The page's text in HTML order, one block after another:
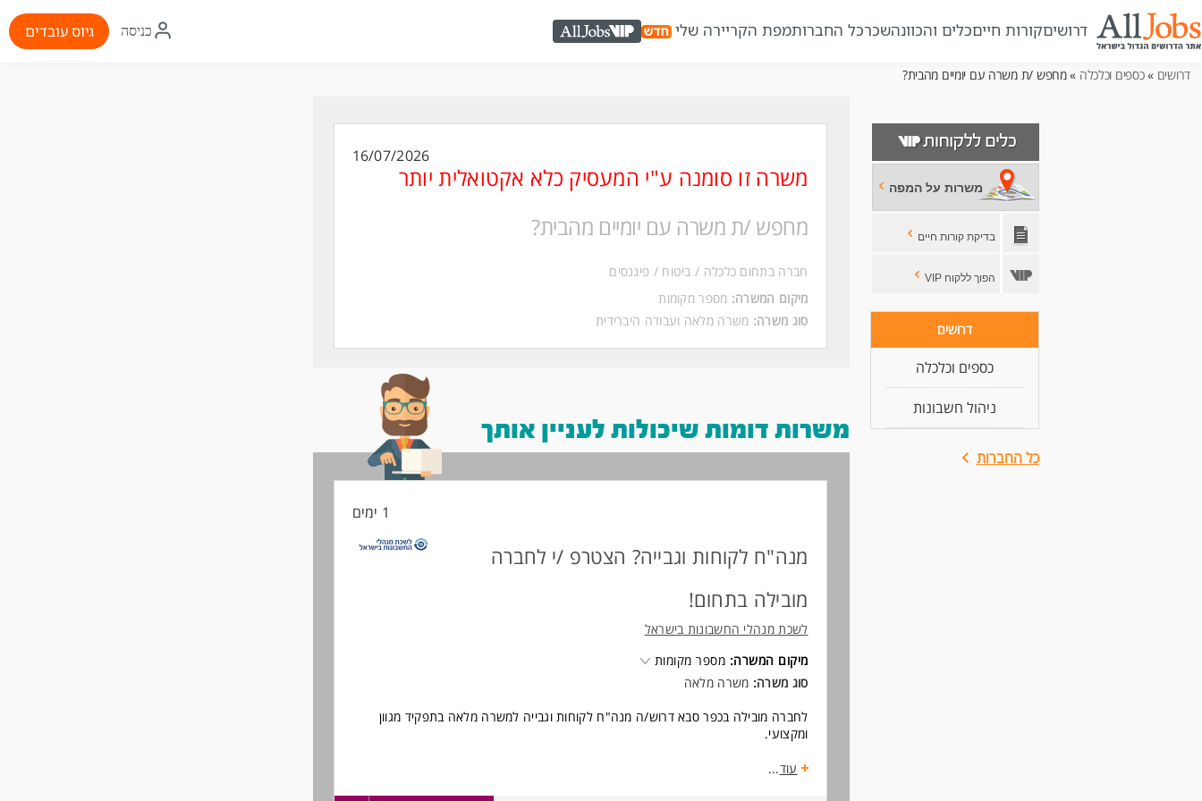
דרושיםקורות חייםכלים והכוונהשכרכל החברותמפת הקריירה שלי AllJobs VIP
איקון
התחברות
כניסה גיוס עובדים
דרושים »כספים וכלכלה » מחפש /ת משרה עם יומיים מהבית?
משרות על המפה
בדיקת קורות חיים
הפוך ללקוח VIP
דרושים
כספים וכלכלה
ניהול חשבונות
כל החברות
16/07/2026
משרה זו סומנה ע"י המעסיק כלא אקטואלית יותר
מחפש /ת משרה עם יומיים מהבית?
חברה בתחום כלכלה / ביטוח / פיננסים
מיקום המשרה: מספר מקומות
סוג משרה: משרה מלאה ועבודה היברידית
משרות דומות שיכולות לעניין אותך
1 ימים
מנה"ח לקוחות וגבייה? הצטרפ /י לחברה
מובילה בתחום!
לשכת מנהלי החשבונות בישראל
מיקום המשרה: מספר מקומות
סוג משרה: משרה מלאה
לחברה מובילה בכפר סבא דרוש/ה מנה"ח לקוחות וגבייה למשרה מלאה בתפקיד מגוון
ומקצועי.
במסגרת התפקיד:
עוד...